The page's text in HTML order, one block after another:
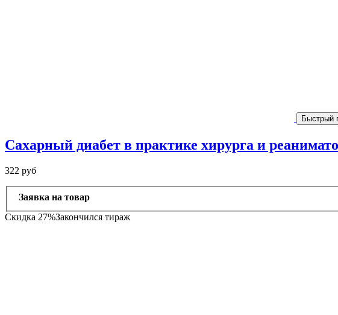
Быстрый
Сахарный диабет в практике хирурга и
322 руб
Заявка на товар
Скидка 27%Закончился тираж